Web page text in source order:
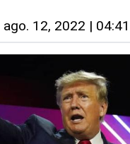
ago. 12, 2022 |